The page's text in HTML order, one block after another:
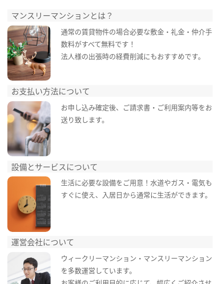
マンスリーマンションとは？
通常の賃貸物件の場合必要な敷金・礼金・仲介手
数料がすべて無料です！
法人様の出張時の経費削減にもおすすめです。
お支払い方法について
お申し込み確定後、ご請求書・ご利用案内等をお
送り致します。
設備とサービスについて
生活に必要な設備をご用意！水道やガス・電気も
すぐに使え、入居日から通常に生活ができます。
運営会社について
ウィークリーマンション・マンスリーマンション
を多数運営しています。